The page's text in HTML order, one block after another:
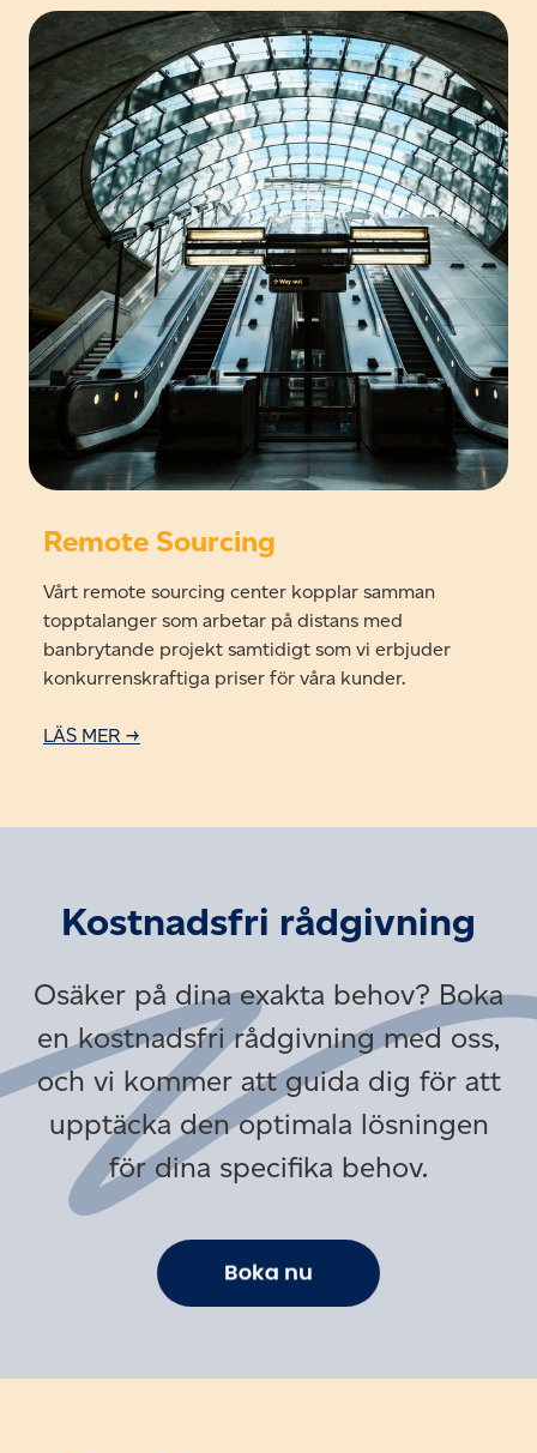
Remote Sourcing
Vårt remote sourcing center kopplar samman
topptalanger som arbetar på distans med
banbrytande projekt samtidigt som vi erbjuder
konkurrenskraftiga priser för våra kunder.
LÄS MER →
Kostnadsfri rådgivning
Osäker på dina exakta behov? Boka
en kostnadsfri rådgivning med oss,
och vi kommer att guida dig för att
upptäcka den optimala lösningen
för dina specifika behov.